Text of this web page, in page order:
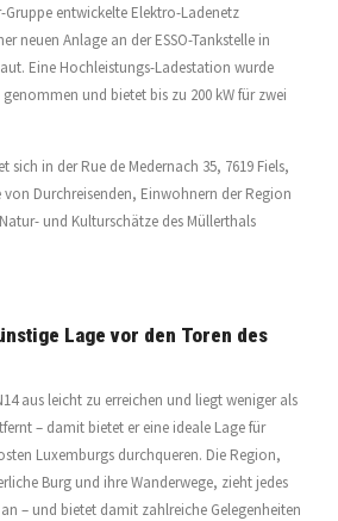
entwickelte Elektro-Ladenetz
neuen Anlage an der ESSO-Tankstelle in
Eine Hochleistungs-Ladestation wurde
und bietet bis zu 200 kW für zwei
sich in der Rue de Medernach 35, 7619 Fiels,
von Durchreisenden, Einwohnern der Region
und Kulturschätze des Müllerthals
Lage vor den Toren des
aus leicht zu erreichen und liegt weniger als
– damit bietet er eine ideale Lage für
Luxemburgs durchqueren. Die Region,
Burg und ihre Wanderwege, zieht jedes
– und bietet damit zahlreiche Gelegenheiten